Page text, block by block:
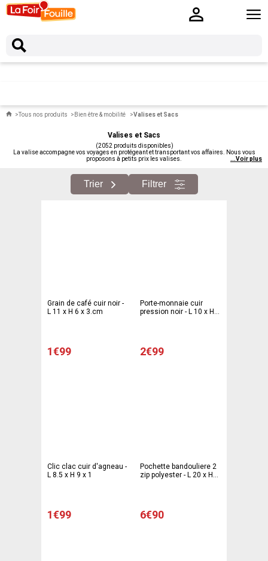
Tous nos produits Bien être & mobilité Valises et Sacs
Valises et Sacs
(2052 produits disponibles)
La valise accompagne vos voyages en protégeant et transportant vos affaires. Nous vous
proposons à petits prix les valises.
...Voir plus
Trier Filtrer
Grain de café cuir noir -
L 11 x H 6 x 3.cm
1€99
Porte-monnaie cuir
pression noir - L 10 x H 7
2€99
Clic clac cuir d'agneau -
L 8.5 x H 9 x 1
1€99
Pochette bandouliere 2
zip polyester - L 20 x H
6€90